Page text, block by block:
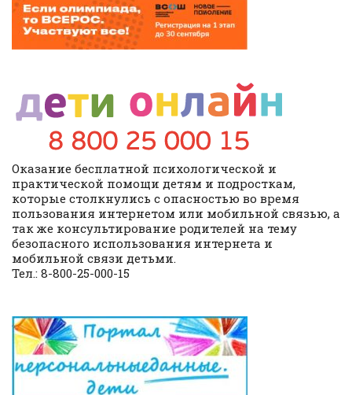
Оказание бесплатной психологической и
практической помощи детям и подросткам,
которые столкнулись с опасностью во время
пользования интернетом или мобильной связью, а
так же консультирование родителей на тему
безопасного использования интернета и
мобильной связи детьми.
Тел.: 8-800-25-000-15